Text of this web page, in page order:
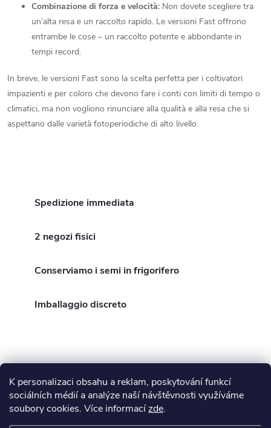
K personalizaci obsahu a reklam, poskytování funkcí
sociálních médií a analýze naší návštěvnosti využíváme
soubory cookies. Více informacízde.
Combinazione di forza e velocità: Non dovete scegliere tra
un’alta resa e un raccolto rapido. Le versioni Fast offrono
entrambe le cose – un raccolto potente e abbondante in
tempi record.
In breve, le versioni Fast sono la scelta perfetta per i coltivatori
impazienti e per coloro che devono fare i conti con limiti di tempo o
climatici, ma non vogliono rinunciare alla qualità e alla resa che si
aspettano dalle varietà fotoperiodiche di alto livello.
Spedizione immediata
2 negozi fisici
Conserviamo i semi in frigorifero
Imballaggio discreto
PBlog